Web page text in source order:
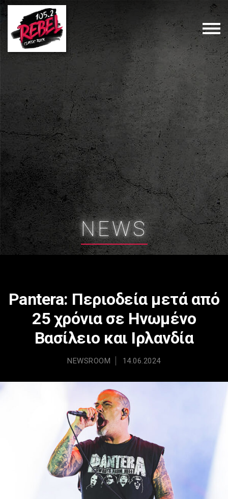
NEWS
Pantera: Περιοδεία μετά από
25 χρόνια σε Ηνωμένο
Βασίλειο και Ιρλανδία
NEWSROOM 14.06.2024